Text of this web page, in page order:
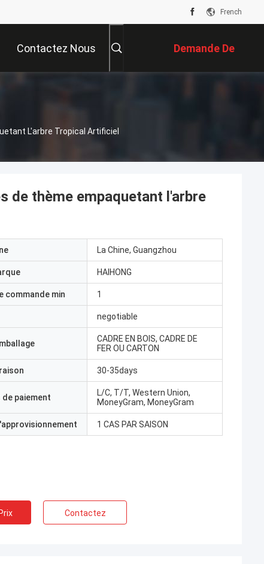
French
Contactez Nous Demande De
Soumission
L'arbre Tropical Artificiel
de thème empaquetant l'arbre
La Chine, Guangzhou
HAIHONG
commande min 1
negotiable
CADRE EN BOIS, CADRE DE
FER OU CARTON
30-35days
paiement
L/C, T/T, Western Union,
MoneyGram, MoneyGram
1 CAS PAR SAISON
Contactez